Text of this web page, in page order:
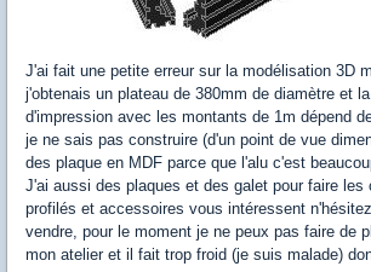
J'ai fait une petite erreur sur la modélisation 3D
j'obtenais un plateau de 380mm de diamètre et
d'impression avec les montants de 1m dépend
je ne sais pas construire (d'un point de vue
des plaque en MDF parce que l'alu c'est
J'ai aussi des plaques et des galet pour faire les
profilés et accessoires vous intéressent
vendre, pour le moment je ne peux pas faire de
mon atelier et il fait trop froid (je suis malade)